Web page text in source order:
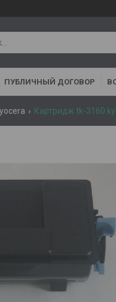
ПУБЛИЧНЫЙ ДОГОВОР
Картридж tk-3160